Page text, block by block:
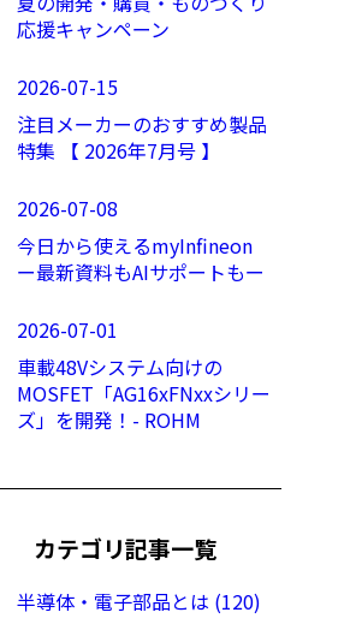
応援キャンペーン
2026-07-15
注目メーカーのおすすめ製品
特集 【 2026年7月号 】
2026-07-08
今日から使えるmyInfineon
ー最新資料もAIサポートもー
2026-07-01
車載48Vシステム向けの
MOSFET「AG16xFNxxシリー
ズ」を開発！- ROHM
カテゴリ記事一覧
半導体・電子部品とは (120)